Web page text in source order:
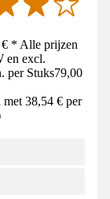
* Alle prijzen
en excl.
per Stuks79,00
38,54 € per